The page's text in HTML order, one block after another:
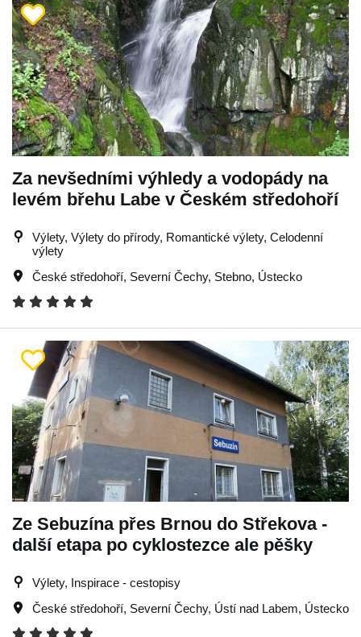
Za nevšedními výhledy a vodopády na
levém břehu Labe v Českém středohoří
Výlety, Výlety do přírody, Romantické výlety, Celodenní
výlety
České středohoří, Severní Čechy, Stebno, Ústecko
Ze Sebuzína přes Brnou do Střekova -
další etapa po cyklostezce ale pěšky
Výlety, Inspirace - cestopisy
České středohoří, Severní Čechy, Ústí nad Labem, Ústecko